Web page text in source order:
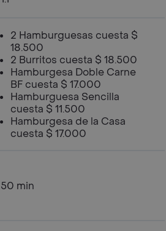
2 Hamburguesas cuesta $
18.500
2 Burritos cuesta $ 18.500
Hamburgesa Doble Carne
BF cuesta $ 17.000
Hamburguesa Sencilla
cuesta $ 11.500
Hamburgesa de la Casa
cuesta $ 17.000
50 min